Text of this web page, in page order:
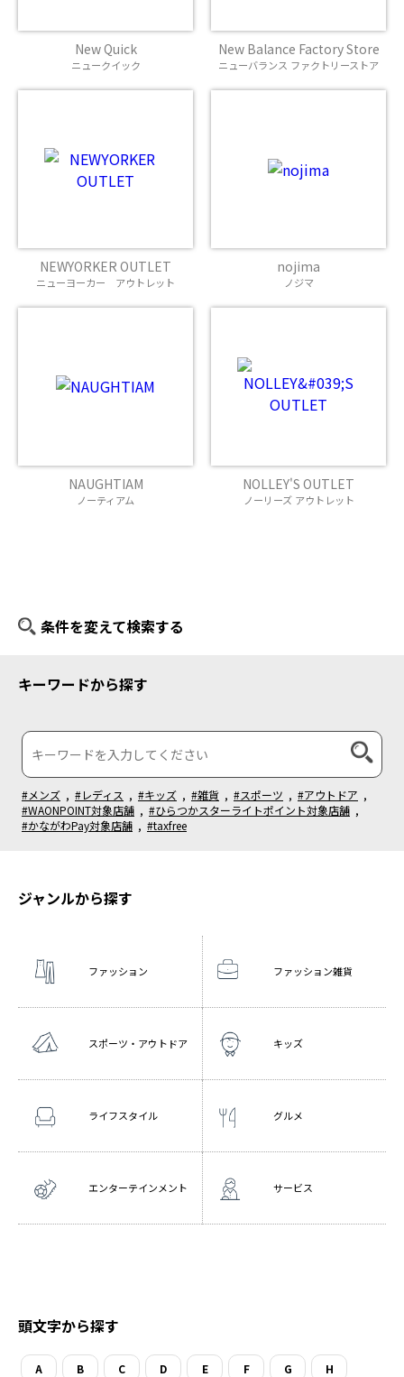
New Quick
ニュークイック
New Balance Factory Store
ニューバランス ファクトリーストア
NEWYORKER OUTLET
ニューヨーカー アウトレット
nojima
ノジマ
NAUGHTIAM
ノーティアム
NOLLEY'S OUTLET
ノーリーズ アウトレット
条件を変えて検索する
キーワードから探す
#メンズ , #レディス , #キッズ , #雑貨 , #スポーツ , #アウトドア ,
#WAONPOINT対象店舗 , #ひらつかスターライトポイント対象店舗 ,
#かながわPay対象店舗 , #taxfree
ジャンルから探す
ファッション ファッション雑貨
スポーツ・アウトドア キッズ
ライフスタイル グルメ
エンターテインメント サービス
頭文字から探す
A B C D E F G H